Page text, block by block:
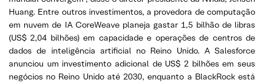
Huang. Entre outros investimentos, a provedora de computação
em nuvem de IA CoreWeave planeja gastar 1,5 bilhão de libras
(US$ 2,04 bilhões) em capacidade e operações de centros de
dados de inteligência artificial no Reino Unido. A Salesforce
anunciou um investimento adicional de US$ 2 bilhões em seus
negócios no Reino Unido até 2030, enquanto a BlackRock está